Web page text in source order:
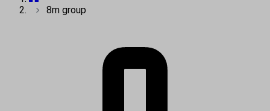
8m group